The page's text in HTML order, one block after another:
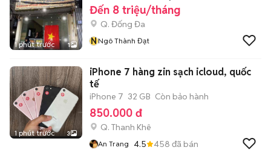
1 phút trước 1
Đến 8 triệu/tháng
Q. Đống Đa
NNgô Thành Đạt
1 phút trước 3
iPhone 7 hàng zin sạch icloud, quốc
tế
iPhone 7 32 GB Còn bảo hành
850.000 đ
Q. Thanh Khê
An Trang 4.5 458 đã bán